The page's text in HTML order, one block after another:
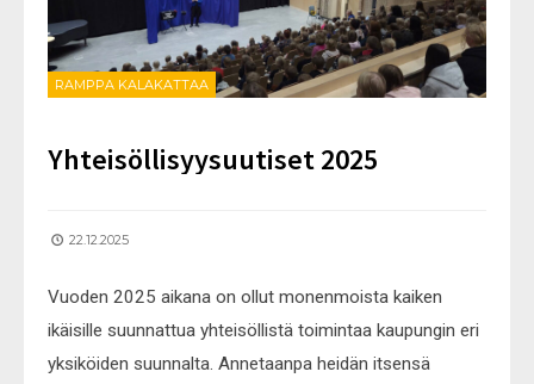
RAMPPA KALAKATTAA
Yhteisöllisyysuutiset 2025
22.12.2025
Vuoden 2025 aikana on ollut monenmoista kaiken
ikäisille suunnattua yhteisöllistä toimintaa kaupungin eri
yksiköiden suunnalta. Annetaanpa heidän itsensä